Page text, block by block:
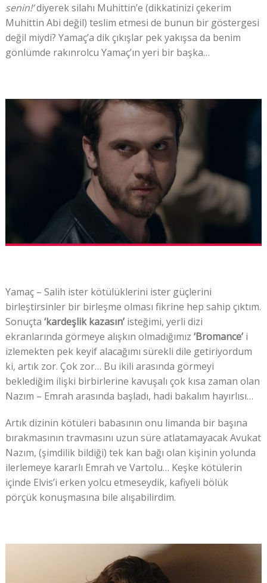
senin!’diyerek silahı Muhittin’e (dikkatinizi çekerim
Muhittin Abi değil) teslim etmesi de bunun bir göstergesi
değil miydi? Yamaç’a dik çıkışlar pek yakışsa da benim
gönlümde rakınrolcu Yamaç’ın yeri bir başka…
Yamaç – Salih ister kötülüklerini ister güçlerini
birleştirsinler bir birleşme olması fikrine hep sahip çıktım.
Sonuçta ‘kardeşlik kazasın’isteğimi, yerli dizi
ekranlarında görmeye alışkın olmadığımız ‘Bromance’i
izlemekten pek keyif alacağımı sürekli dile getiriyordum
ki, artık zor. Çok zor… Bu ikili arasında görmeyi
beklediğim ilişki birbirlerine kavuşalı çok kısa zaman olan
Nazım – Emrah arasında başladı, hadi bakalım hayırlısı…
Artık dizinin kötüleri babasının onu limanda bir başına
bırakmasının travmasını uzun süre atlatamayacak Avukat
Nazım, (şimdilik bildiği) tek kan bağı olan kişinin yolunda
ilerlemeye kararlı Emrah ve Vartolu… Keşke kötülerin
içinde Elvis’i erken yolcu etmeseydik, kafiyeli bölük
pörçük konuşmasına bile alışabilirdim.